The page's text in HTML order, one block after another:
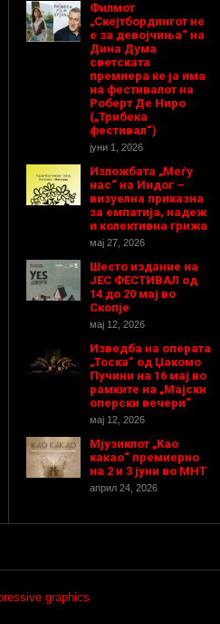
Филмот
„Скејтбордингот не
е за девојчиња“ на
Дина Дума
светската
премиера ќе ја има
на фестивалот на
Роберт Де Ниро
(„Трибека
фестивал“)
јуни 1, 2026
Изложбата „Меѓу
нас“ на Индог –
визуелна приказна
за емпатија, надеж
и колективна грижа
мај 27, 2026
Шесто издание на
ЈЕС ФЕСТИВАЛ од
14 до 20 мај во
Скопје
мај 12, 2026
Изведба на операта
„Тоска“ од Џакомо
Пучини на 16 мај во
рамките на „Мајски
оперски вечери“
мај 12, 2026
Мјузиклот „Као
какао“ премиерно
на 2 и 3 јуни во МНТ
април 24, 2026
graphics